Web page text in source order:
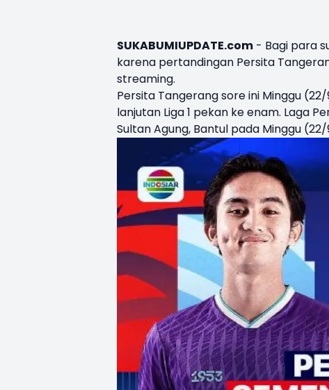
SUKABUMIUPDATE.com - Bagi para
karena pertandingan Persita
streaming.
Persita Tangerang sore ini Minggu
lanjutan Liga 1 pekan ke enam. Laga
Sultan Agung, Bantul pada Minggu